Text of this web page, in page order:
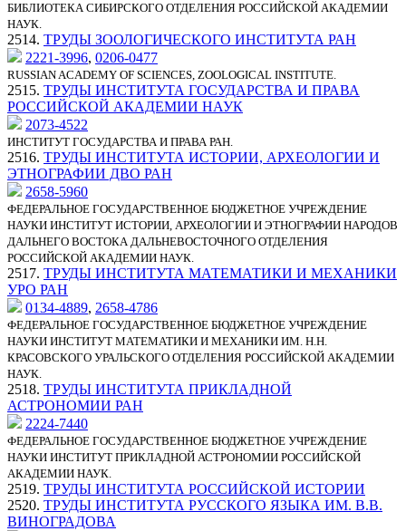
БИБЛИОТЕКА СИБИРСКОГО ОТДЕЛЕНИЯ РОССИЙСКОЙ АКАДЕМИИ
НАУК.
2514. ТРУДЫ ЗООЛОГИЧЕСКОГО ИНСТИТУТА РАН
2221-3996, 0206-0477
RUSSIAN ACADEMY OF SCIENCES, ZOOLOGICAL INSTITUTE.
2515. ТРУДЫ ИНСТИТУТА ГОСУДАРСТВА И ПРАВА
РОССИЙСКОЙ АКАДЕМИИ НАУК
2073-4522
ИНСТИТУТ ГОСУДАРСТВА И ПРАВА РАН.
2516. ТРУДЫ ИНСТИТУТА ИСТОРИИ, АРХЕОЛОГИИ И
ЭТНОГРАФИИ ДВО РАН
2658-5960
ФЕДЕРАЛЬНОЕ ГОСУДАРСТВЕННОЕ БЮДЖЕТНОЕ УЧРЕЖДЕНИЕ
НАУКИ ИНСТИТУТ ИСТОРИИ, АРХЕОЛОГИИ И ЭТНОГРАФИИ НАРОДОВ
ДАЛЬНЕГО ВОСТОКА ДАЛЬНЕВОСТОЧНОГО ОТДЕЛЕНИЯ
РОССИЙСКОЙ АКАДЕМИИ НАУК.
2517. ТРУДЫ ИНСТИТУТА МАТЕМАТИКИ И МЕХАНИКИ
УРО РАН
0134-4889, 2658-4786
ФЕДЕРАЛЬНОЕ ГОСУДАРСТВЕННОЕ БЮДЖЕТНОЕ УЧРЕЖДЕНИЕ
НАУКИ ИНСТИТУТ МАТЕМАТИКИ И МЕХАНИКИ ИМ. Н.Н.
КРАСОВСКОГО УРАЛЬСКОГО ОТДЕЛЕНИЯ РОССИЙСКОЙ АКАДЕМИИ
НАУК.
2518. ТРУДЫ ИНСТИТУТА ПРИКЛАДНОЙ
АСТРОНОМИИ РАН
2224-7440
ФЕДЕРАЛЬНОЕ ГОСУДАРСТВЕННОЕ БЮДЖЕТНОЕ УЧРЕЖДЕНИЕ
НАУКИ ИНСТИТУТ ПРИКЛАДНОЙ АСТРОНОМИИ РОССИЙСКОЙ
АКАДЕМИИ НАУК.
2519. ТРУДЫ ИНСТИТУТА РОССИЙСКОЙ ИСТОРИИ
2520. ТРУДЫ ИНСТИТУТА РУССКОГО ЯЗЫКА ИМ. В.В.
ВИНОГРАДОВА